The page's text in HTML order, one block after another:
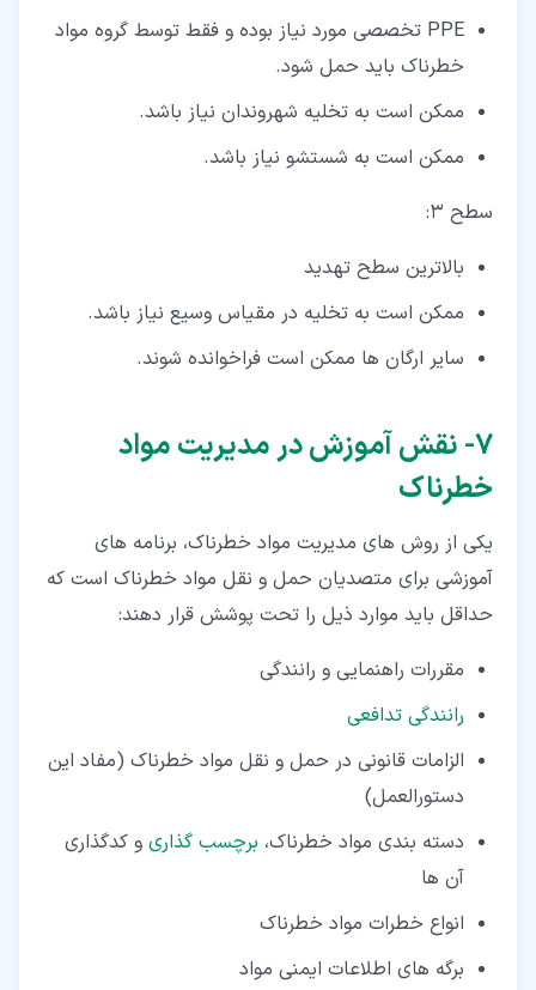
PPE تخصصی مورد نیاز بوده و فقط توسط گروه مواد
خطرناک باید حمل شود.
ممکن است به تخلیه شهروندان نیاز باشد.
ممکن است به شستشو نیاز باشد.
سطح 3:
بالاترین سطح تهدید
ممکن است به تخلیه در مقیاس وسیع نیاز باشد.
سایر ارگان ها ممکن است فراخوانده شوند.
۷‏- نقش آموزش در مدیریت مواد
خطرناک
یکی از روش های مدیریت مواد خطرناک، برنامه های
آموزشی برای متصدیان حمل و نقل مواد خطرناک است که
حداقل باید موارد ذیل را تحت پوشش قرار دهند:
مقررات راهنمایی و رانندگی
رانندگی تدافعی
الزامات قانونی در حمل و نقل مواد خطرناک (مفاد این
دستورالعمل)
دسته‌ بندی مواد خطرناک، برچسب‌ گذاری و کدگذاری
آن‌ ها
انواع خطرات مواد خطرناک
برگه‌ های اطلاعات ایمنی مواد